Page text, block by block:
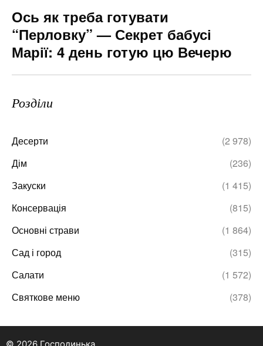
Ось як треба готувати
“Перловку” — Секрет бабусі
Марії: 4 день готую цю Вечерю
Розділи
Десерти
(2 978)
Дім
(236)
Закуски
(1 415)
Консервація
(815)
Основні страви
(1 864)
Сад і город
(315)
Салати
(1 572)
Святкове меню
(378)